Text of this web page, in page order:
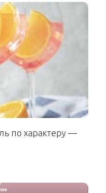
по характеру —